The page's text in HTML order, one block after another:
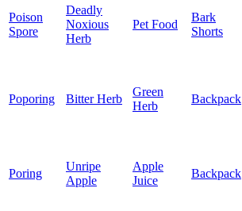
Poison
Spore
Deadly
Noxious
Herb
Pet Food
Bark
Shorts
Poporing Bitter Herb
Green
Herb
Backpack
Poring
Unripe
Apple
Apple
Juice
Backpack